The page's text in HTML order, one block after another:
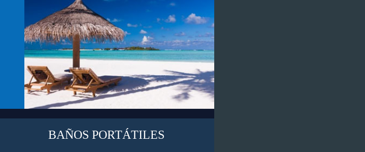
BAÑOS PORTÁTILES